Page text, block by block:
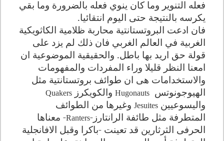
فعله التنوير وما كان ينوي فعله بالضرورة وما بقي
يكرسه بالنتيجة حتى اليوم انتقائيا.
فان ادعت البروتستانتية محاربة ظلامية الكاثويكية
الغربية في العالم الغربي فان ذلك لم يزد على
قولة حق اريد بها باطل. والحقيقية الموضوعية ان
امعنا النظر قليلا وراء المفردات والمفهومات
والاستخدامات هى ان طوائف بروتستانتية مثل
الهيوجونوتس
Hugonauts والكويكرز Quakers
واليسوعيين Jesuites وغيرها من الطوائف
المتطرفة مثل طائفة الرانتارز -
Ranters
- معناها
الحرفى الثرثارين قد تعينت -باكرا وقبل الافانجلية